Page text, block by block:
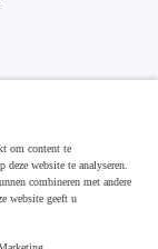
om content te
website te analyseren.
combineren met andere
website geeft u